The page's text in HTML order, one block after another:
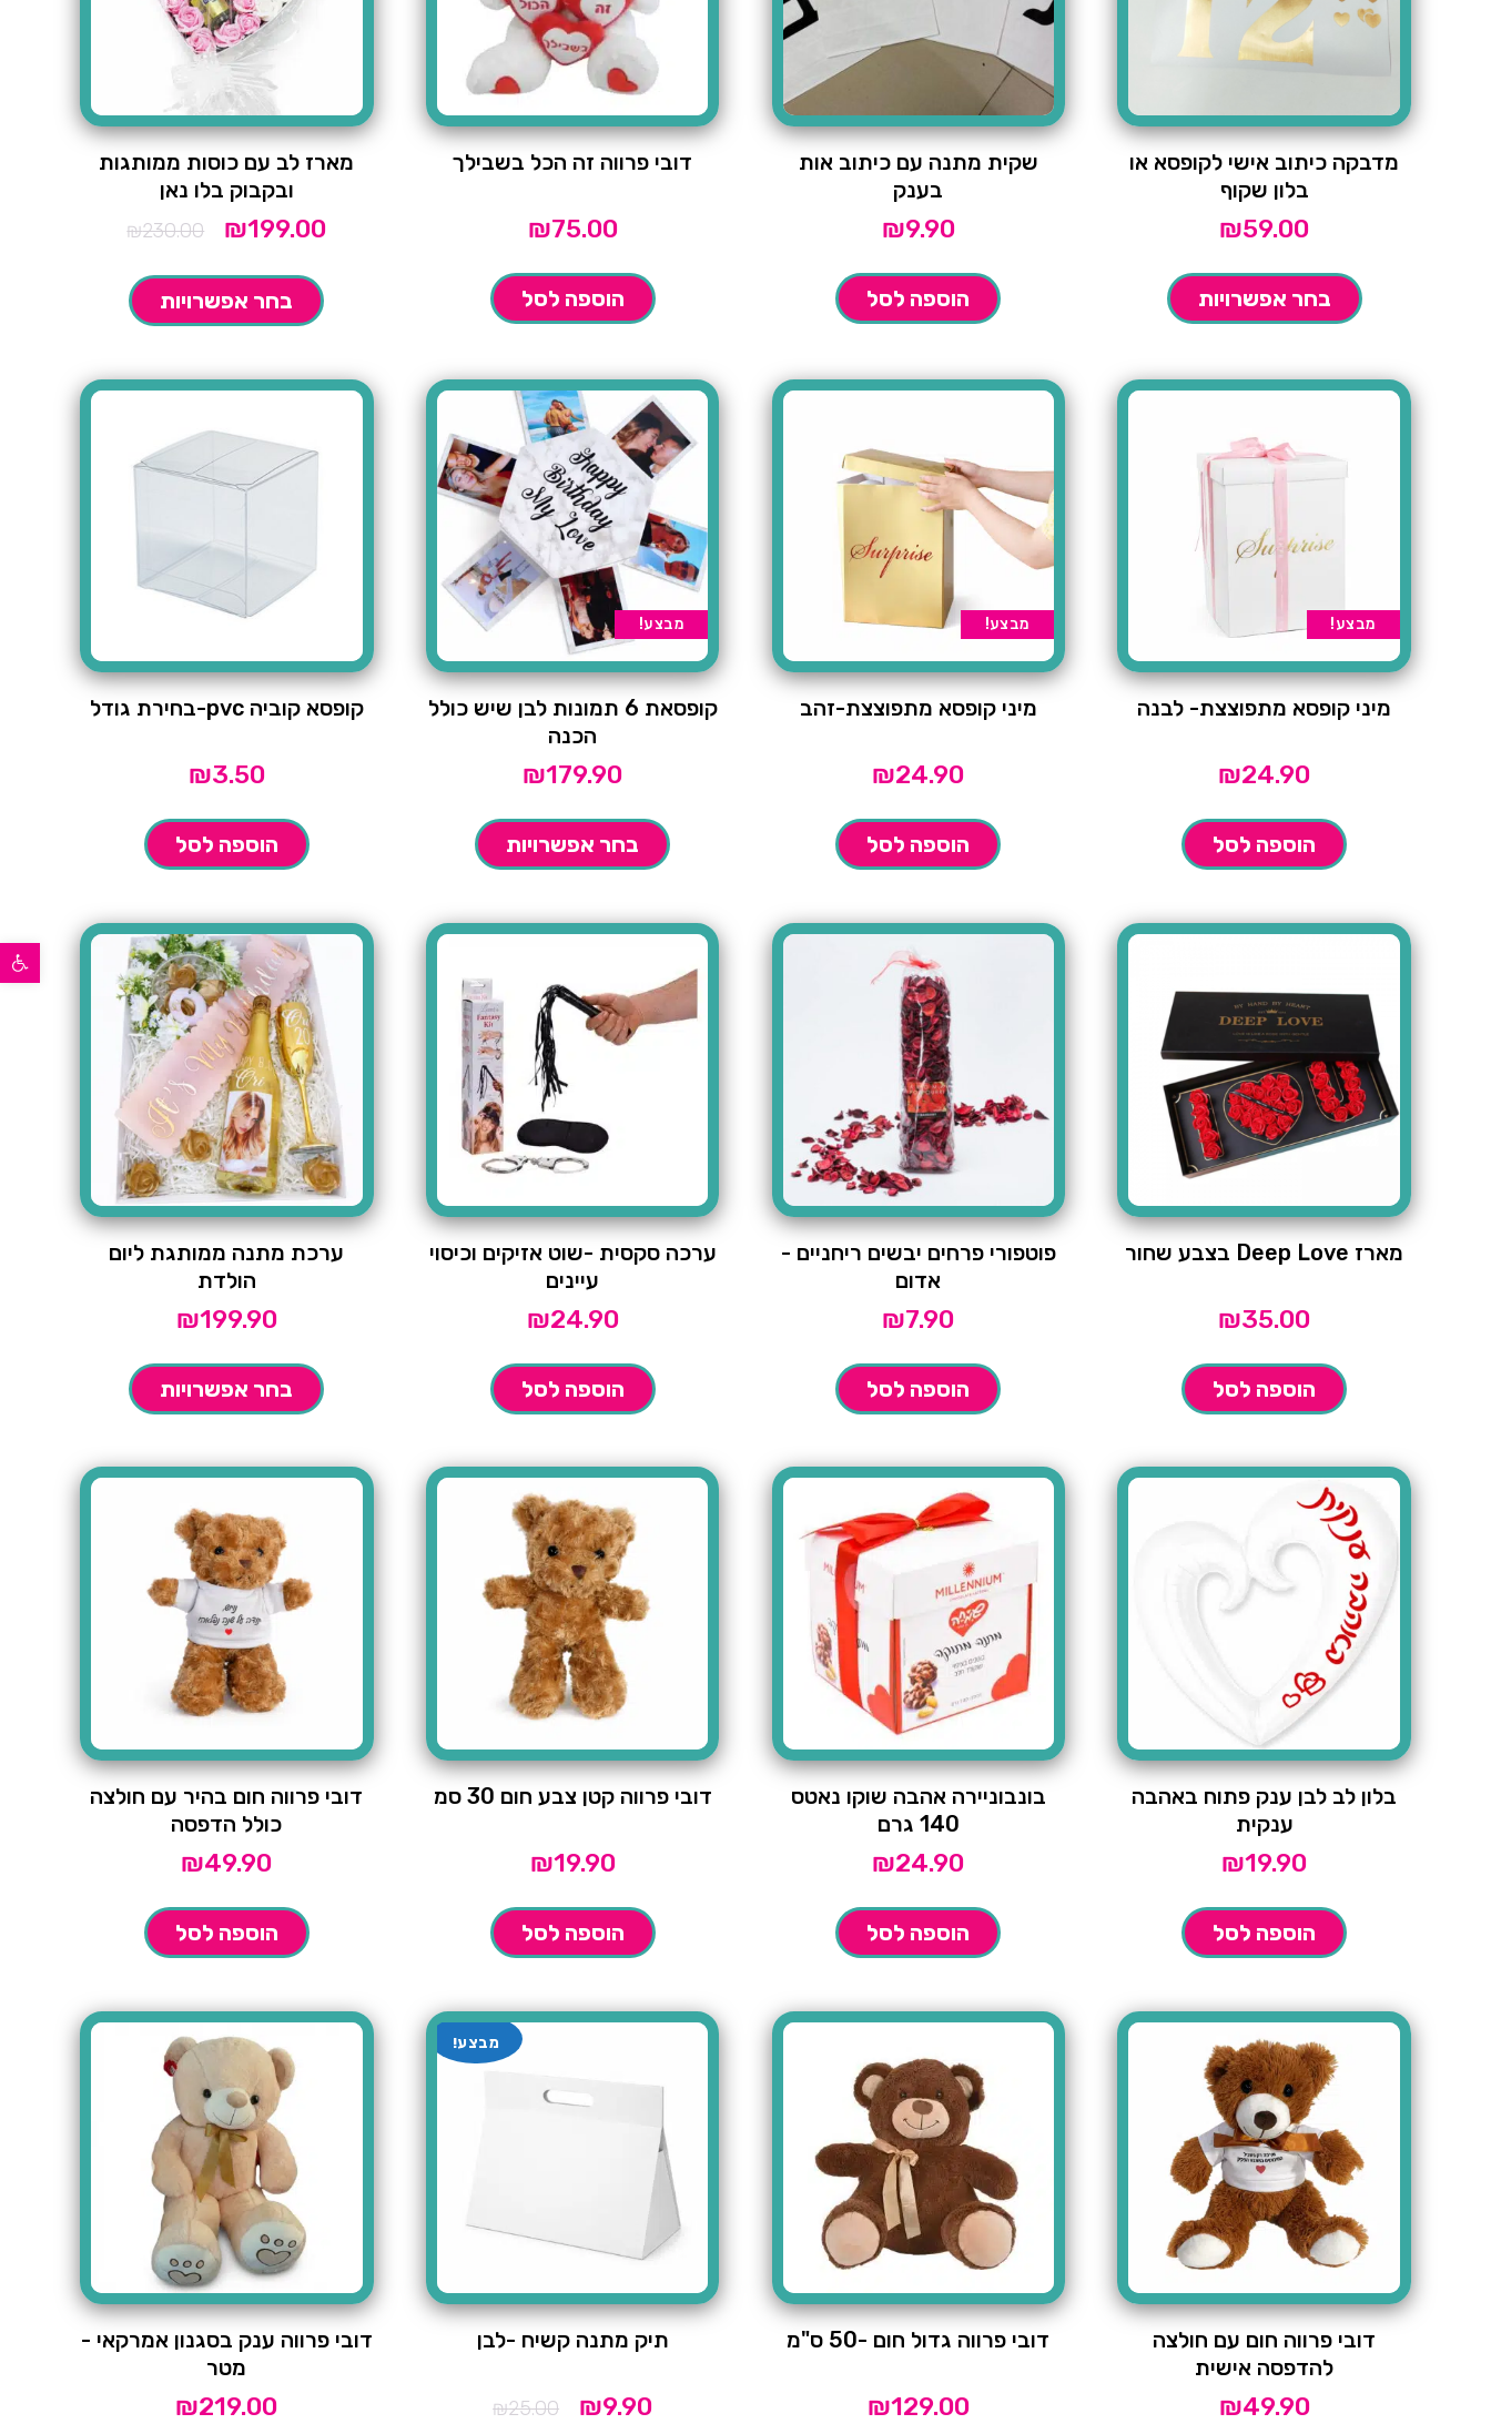
פתח סרגל נגישות
מדבקה כיתוב אישי לקופסא או
בלון שקוף
₪59.00
בחר אפשרויות
שקית מתנה עם כיתוב אות
בענק
₪9.90
הוספה לסל
דובי פרווה זה הכל בשבילך
₪75.00
הוספה לסל
מארז לב עם כוסות ממותגות
ובקבוק בלו נאן
₪230.00
המחיר
המקורי
₪230.00.
₪199.00המחיר
בחר אפשרויות
מבצע!
מיני קופסא מתפוצצת- לבנה
₪24.90
הוספה לסל
מבצע!
מיני קופסא מתפוצצת-זהב
₪24.90
הוספה לסל
מבצע!
קופסאת 6 תמונות לבן שיש כולל
הכנה
₪179.90
בחר אפשרויות
קופסא קוביה pvc-בחירת גודל
₪3.50
הוספה לסל
מארז Deep Love בצבע שחור
₪35.00
הוספה לסל
פוטפורי פרחים יבשים ריחניים -
אדום
₪7.90
הוספה לסל
ערכה סקסית -שוט אזיקים וכיסוי
עיינים
₪24.90
הוספה לסל
ערכת מתנה ממותגת ליום
הולדת
₪199.90
בחר אפשרויות
בלון לב לבן ענק פתוח באהבה
ענקית
₪19.90
הוספה לסל
בונבוניירה אהבה שוקו נאטס
140 גרם
₪24.90
הוספה לסל
דובי פרווה קטן צבע חום 30 סמ
₪19.90
הוספה לסל
דובי פרווה חום בהיר עם חולצה
כולל הדפסה
₪49.90
הוספה לסל
דובי פרווה חום עם חולצה
להדפסה אישית
₪49.90
דובי פרווה גדול חום -50 ס"מ
₪129.00
מבצע!
תיק מתנה קשיח -לבן
₪25.00
המחיר
המקורי
₪9.90המחיר
דובי פרווה ענק בסגנון אמרקאי -
מטר
₪219.00